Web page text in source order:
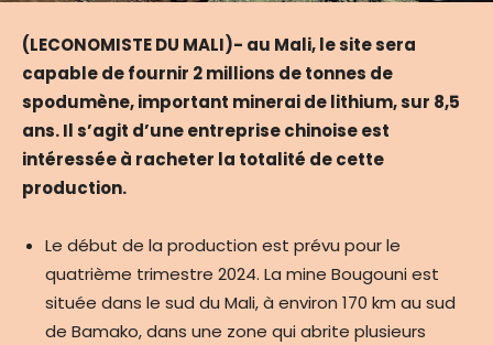
(LECONOMISTE DU MALI)- au Mali, le site sera
capable de fournir 2 millions de tonnes de
spodumène, important minerai de lithium, sur 8,5
ans. Il s’agit d’une entreprise chinoise est
intéressée à racheter la totalité de cette
production.
Le début de la production est prévu pour le
quatrième trimestre 2024. La mine Bougouni est
située dans le sud du Mali, à environ 170 km au sud
de Bamako, dans une zone qui abrite plusieurs